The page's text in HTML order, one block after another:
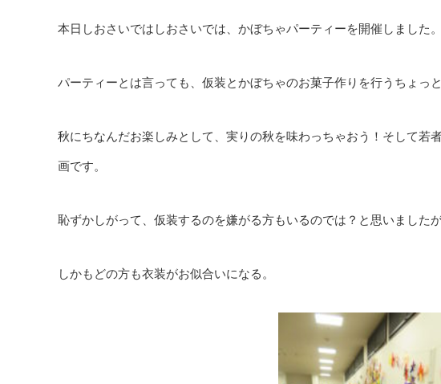
本日しおさいではしおさいでは、かぼちゃパーティーを開催しました。
パーティーとは言っても、仮装とかぼちゃのお菓子作りを行うちょっ
秋にちなんだお楽しみとして、実りの秋を味わっちゃおう！そして若
画です。
恥ずかしがって、仮装するのを嫌がる方もいるのでは？と思いました
しかもどの方も衣装がお似合いになる。